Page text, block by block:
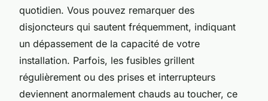
quotidien. Vous pouvez remarquer des
disjoncteurs qui sautent fréquemment, indiquant
un dépassement de la capacité de votre
installation. Parfois, les fusibles grillent
régulièrement ou des prises et interrupteurs
deviennent anormalement chauds au toucher, ce